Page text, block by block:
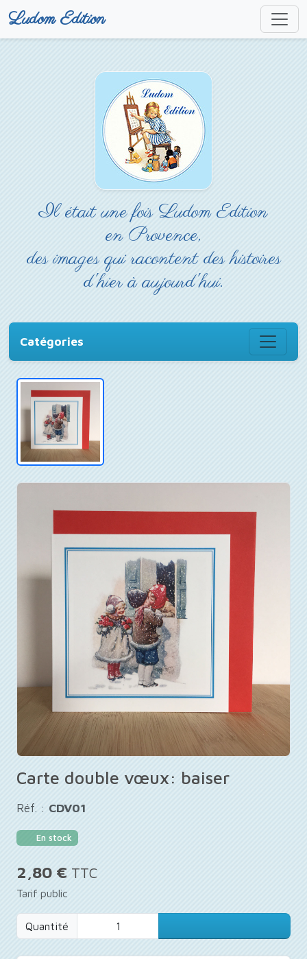
Ludom Edition
Il était une fois Ludom Edition
en Provence,
des images qui racontent des histoires
d'hier à aujourd'hui.
Catégories
Carte double vœux: baiser
Réf. : CDV01
En stock
2,80 € TTC
Tarif public
Quantité